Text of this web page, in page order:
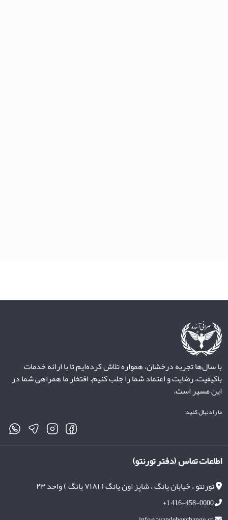
با سال‌ها تجربه درخشان، همواره تلاش کرده‌ایم تا با ارائه خدمات
باکیفیت، رضایت و اعتماد شما را جلب کنیم. افتخار ما همراهی شما در
این مسیر است.
ما را دنبال کنید:
اطاعات تماس (دفتر تورنتو)
+1 416-458-0000